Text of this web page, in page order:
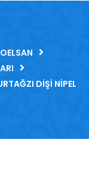
DIŞI NIPEL